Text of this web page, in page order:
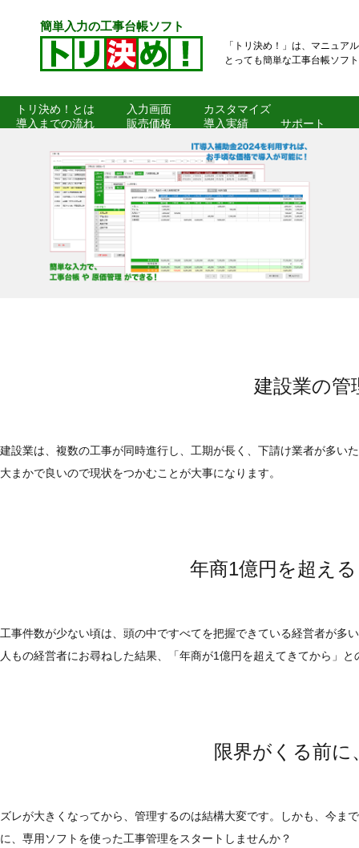
簡単入力の工事台帳ソフト
「トリ決め！」は、マニュア
とっても簡単な工事台帳ソフ
トリ決め！とは 入力画面
カスタマイズ
導入までの流れ
販売価格 導入実績
サポート
建設業の管
建設業は、複数の工事が同時進行し、工期が長く、下請け業者が多い
大まかで良いので現状をつかむことが大事になります。
年商1億円を超え
工事件数が少ない頃は、頭の中ですべてを把握できている経営者が多
人もの経営者にお尋ねした結果、「年商が1億円を超えてきてから」
限界がくる前
ズレが大きくなってから、管理するのは結構大変です。しかも、今ま
に、専用ソフトを使った工事管理をスタートしませんか？